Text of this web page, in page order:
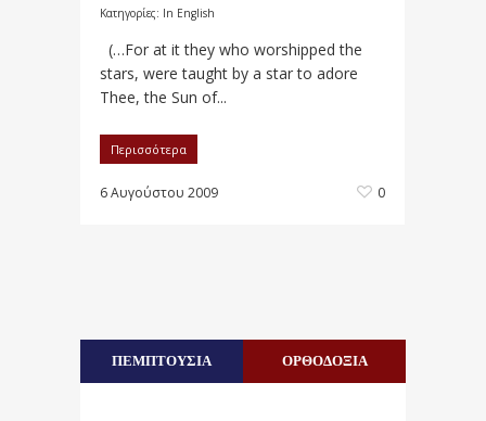
Κατηγορίες: In English
(…For at it they who worshipped the
stars, were taught by a star to adore
Thee, the Sun of...
Περισσότερα
6 Αυγούστου 2009 0
ΠΕΜΠΤΟΥΣΙΑ ΟΡΘΟΔΟΞΙΑ